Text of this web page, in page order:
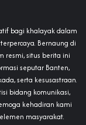
bagi khalayak dalam
Bernaung di
resmi, situs berita ini
seputar Banten,
serta kesusastraan.
bidang komunikasi,
kehadiran kami
masyarakat.